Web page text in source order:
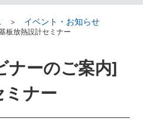
イベント・お知らせ
板放熱設計セミナー
ナーのご案内]
ミナー